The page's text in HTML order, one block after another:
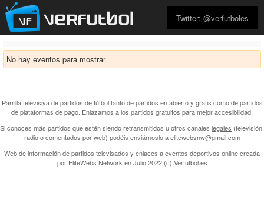
Twitter: @verfutboles
No hay eventos para mostrar
Parrilla televisiva de partidos de fútbol tanto de partidos en abierto y gratis como de partidos
de plataformas de pago. Enlazamos a los partidos gratuitos para mejor accesibilidad.
Si conoces más partidos que estén siendo retransmitidos u otros canales legales (televisión,
radio o comentados por web) podéis enviárnoslo a elitewebsnw@gmail.com
Web de información de partidos televisados y enlaces a eventos deportivos online creada
por EliteWebs Network en Julio 2022 (c) Verfutbol.es